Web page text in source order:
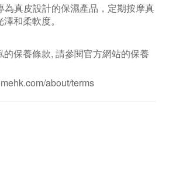
為真皮設計的保濕產品，定期按摩真
和柔軟度。
的保養條款, 請參閱官方網站的保養
about/terms